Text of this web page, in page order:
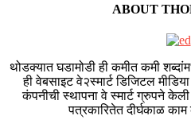
ABOUT
थोडक्यात घडामोडी ही कमीत कमी
ही वेबसाइट वे२स्मार्ट डिजिटल
कंपनीची स्थापना वे स्मार्ट ग्रुपने
पत्रकारितेत दीर्घकाळ